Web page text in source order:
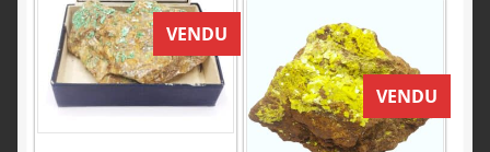
VENDU
VENDU